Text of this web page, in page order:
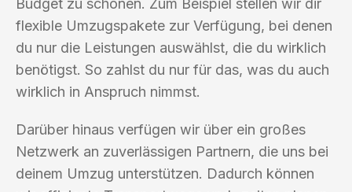
Budget zu schonen. Zum Beispiel stellen wir dir
flexible Umzugspakete zur Verfügung, bei denen
du nur die Leistungen auswählst, die du wirklich
benötigst. So zahlst du nur für das, was du auch
wirklich in Anspruch nimmst.
Darüber hinaus verfügen wir über ein großes
Netzwerk an zuverlässigen Partnern, die uns bei
deinem Umzug unterstützen. Dadurch können